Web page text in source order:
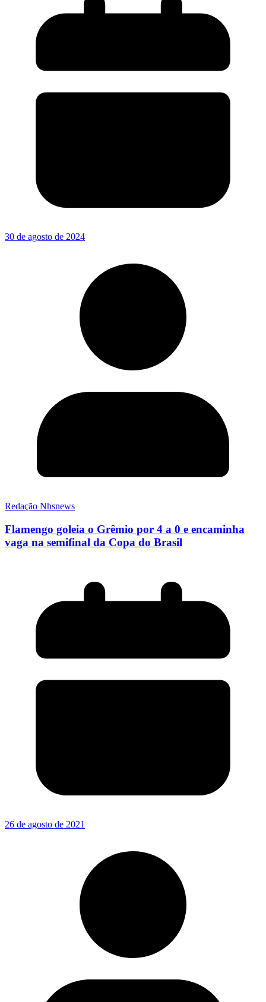
30 de agosto de 2024
Redação Nhsnews
Flamengo goleia o Grêmio por 4 a 0 e encaminha
vaga na semifinal da Copa do Brasil
26 de agosto de 2021